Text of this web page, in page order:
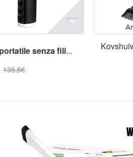
portatilesenzafili...
135,5€